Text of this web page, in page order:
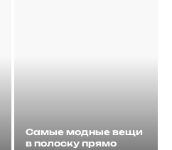
Самые модные вещи
в полоску прямо